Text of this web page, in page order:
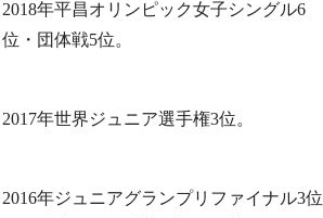
2018年平昌オリンピック女子シングル6
位・団体戦5位。
2017年世界ジュニア選手権3位。
2016年ジュニアグランプリファイナル3位